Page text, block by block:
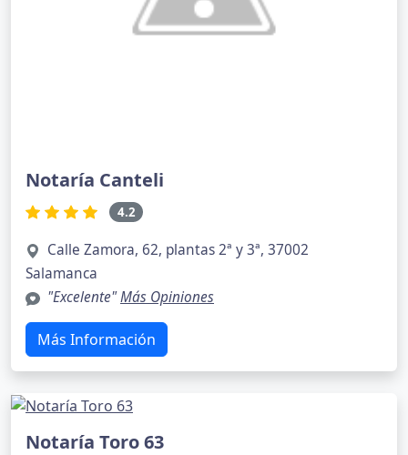
Notaría Canteli
4.2
Calle Zamora, 62, plantas 2ª y 3ª, 37002
Salamanca
"Excelente"Más Opiniones
Más Información
Notaría Toro 63